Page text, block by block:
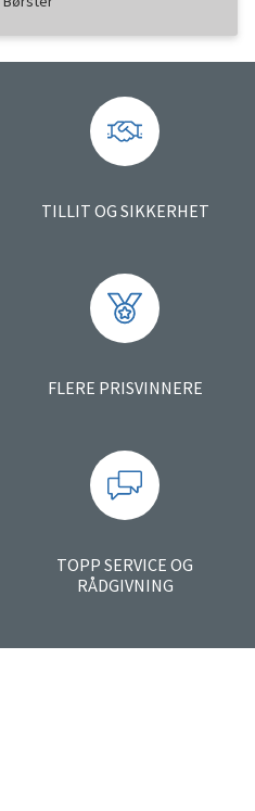
TILLIT OG SIKKERHET
FLERE PRISVINNERE
TOPP SERVICE OG
RÅDGIVNING